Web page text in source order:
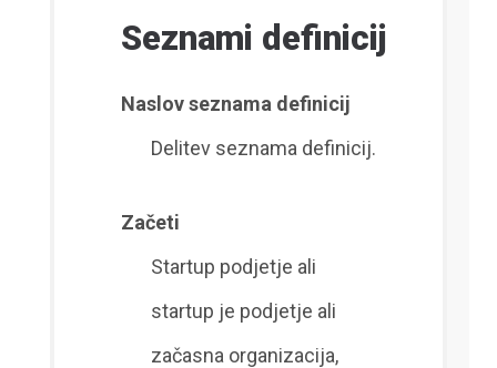
Seznami definicij
Naslov seznama definicij
Delitev seznama definicij.
Začeti
Startup podjetje ali
startup je podjetje ali
začasna organizacija,